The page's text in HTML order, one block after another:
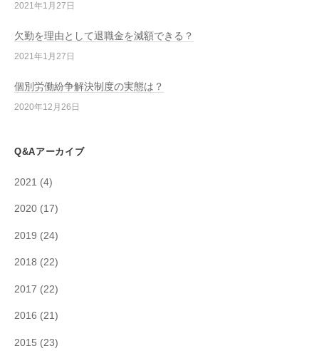
2021年1月27日
欠勤を理由として退職金を減額できる？
2021年1月27日
個別労働紛争解決制度の実態は？
2020年12月26日
Q&Aアーカイブ
2021 (4)
2020 (17)
2019 (24)
2018 (22)
2017 (22)
2016 (21)
2015 (23)